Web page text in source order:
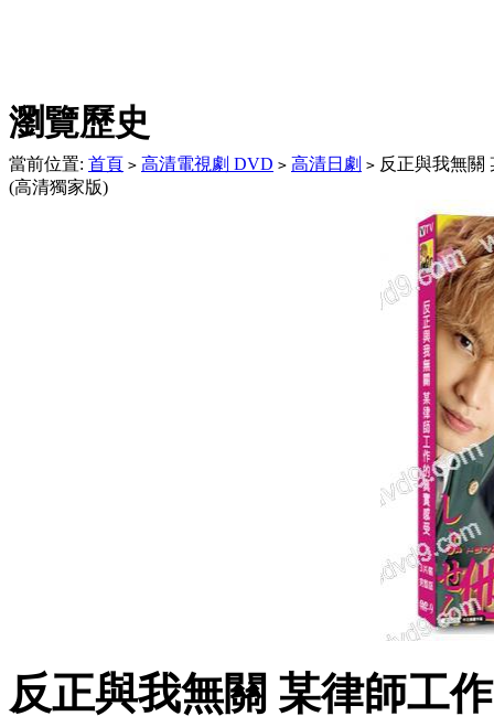
瀏覽歷史
當前位置: 首頁 > 高清電視劇 DVD > 高清日劇 > 反正與我無關
(高清獨家版)
反正與我無關 某律師工